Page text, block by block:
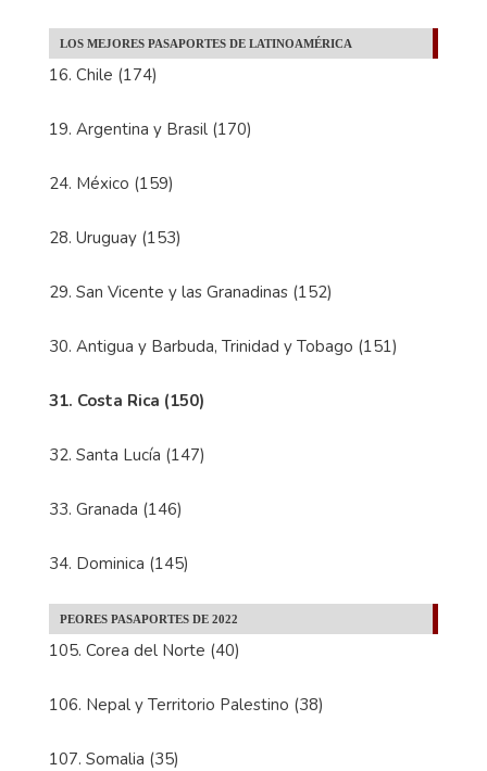
LOS MEJORES PASAPORTES DE LATINOAMÉRICA
16. Chile (174)
19. Argentina y Brasil (170)
24. México (159)
28. Uruguay (153)
29. San Vicente y las Granadinas (152)
30. Antigua y Barbuda, Trinidad y Tobago (151)
31. Costa Rica (150)
32. Santa Lucía (147)
33. Granada (146)
34. Dominica (145)
PEORES PASAPORTES DE 2022
105. Corea del Norte (40)
106. Nepal y Territorio Palestino (38)
107. Somalia (35)